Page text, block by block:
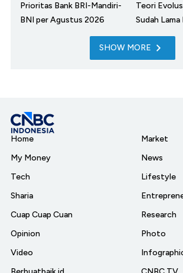
Prioritas Bank BRI-Mandiri-
BNI per Agustus 2026
Teori
Sudah
SHOW MORE
Home
My Money
Tech
Sharia
Cuap Cuap Cuan
Opinion
Video
Market
News
Lifestyle
Research
Photo